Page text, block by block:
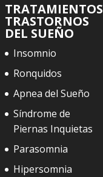
TRATAMIENTOS
TRASTORNOS
DEL SUEÑO
Insomnio
Ronquidos
Apnea del Sueño
Síndrome de
Piernas Inquietas
Parasomnia
Hipersomnia